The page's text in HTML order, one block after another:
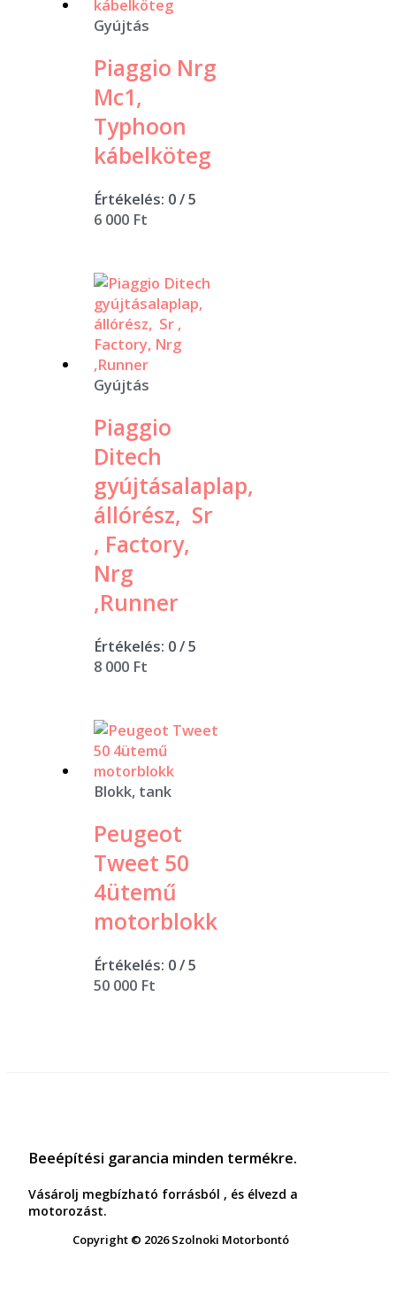
Gyújtás
Piaggio Nrg
Mc1,
Typhoon
kábelköteg
Értékelés: 0/ 5
6 000 Ft
Gyújtás
Piaggio
Ditech
gyújtásalaplap,
állórész, Sr
, Factory,
Nrg
,Runner
Értékelés: 0/ 5
8 000 Ft
Blokk, tank
Peugeot
Tweet 50
4ütemű
motorblokk
Értékelés: 0/ 5
50 000 Ft
Beeépítési garancia minden termékre.
Vásárolj megbízható forrásból , és élvezd a
motorozást.
Copyright © 2026 Szolnoki Motorbontó